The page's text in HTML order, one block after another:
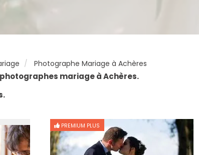
Photographe Mariage à Achères
mariage à Achères.
PREMIUM PLUS